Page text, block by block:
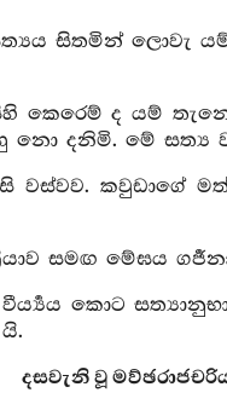
සිතමින් ලොවැ
කෙරෙම් ද යම්
නො දනිමි. මේ
වස්වව.
සමඟ මේඝය
කොට
දසවැනි වූ